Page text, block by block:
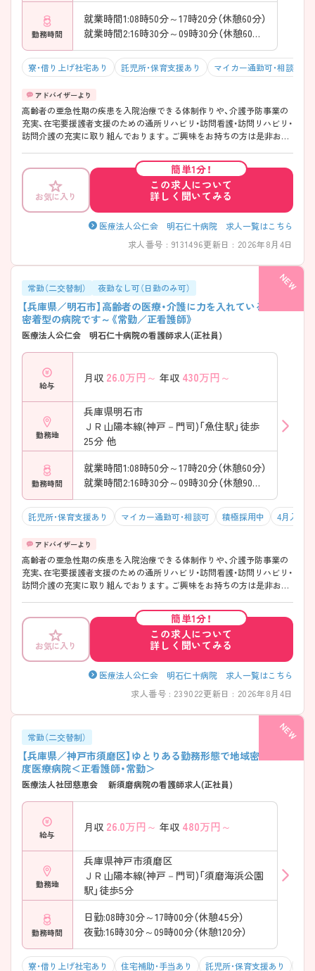
勤務時間
就業時間1:08時50分～17時20分（休憩60分）
就業時間2:16時30分～09時30分（休憩60分）
寮・借り上げ社宅あり 託児所・保育支援あり マイカー通勤可・相談可
高齢者の亜急性期の疾患を入院治療できる体制作りや、介護予防事業の
充実、在宅要援護者支援のための通所リハビリ・訪問看護・訪問リハビリ・
訪問介護の充実に取り組んでおります。ご興味をお持ちの方は是非お問
お気に入り
簡単1分！
この求人について
詳しく聞いてみる
医療法人公仁会 明石仁十病院 求人一覧はこちら
求人番号 : 9131496更新日 : 2026年8月4日
常勤（二交替制） 夜勤なし可（日勤のみ可）
【兵庫県／明石市】高齢者の医療・介護に力を入れている地域
密着型の病院です～《常勤／正看護師》
医療法人公仁会 明石仁十病院の看護師求人(正社員)
給与
月収 26.0万円～ 年収 430万円～
勤務地
兵庫県明石市
ＪＲ山陽本線(神戸－門司)「魚住駅」徒歩
25分 他
勤務時間
就業時間1:08時50分～17時20分（休憩60分）
就業時間2:16時30分～09時30分（休憩90分）
託児所・保育支援あり マイカー通勤可・相談可 積極採用中 4月入職可
高齢者の亜急性期の疾患を入院治療できる体制作りや、介護予防事業の
充実、在宅要援護者支援のための通所リハビリ・訪問看護・訪問リハビリ・
訪問介護の充実に取り組んでおります。ご興味をお持ちの方は是非お問
お気に入り
簡単1分！
この求人について
詳しく聞いてみる
医療法人公仁会 明石仁十病院 求人一覧はこちら
求人番号 : 239022更新日 : 2026年8月4日
常勤（二交替制）
【兵庫県／神戸市須磨区】ゆとりある勤務形態で地域密着型高
度医療病院＜正看護師・常勤＞
医療法人社団慈恵会 新須磨病院の看護師求人(正社員)
給与
月収 26.0万円～ 年収 480万円～
勤務地
兵庫県神戸市須磨区
ＪＲ山陽本線(神戸－門司)「須磨海浜公園
駅」徒歩5分
勤務時間
日勤:08時30分～17時00分（休憩45分）
夜勤:16時30分～09時00分（休憩120分）
寮・借り上げ社宅あり 住宅補助・手当あり 託児所・保育支援あり